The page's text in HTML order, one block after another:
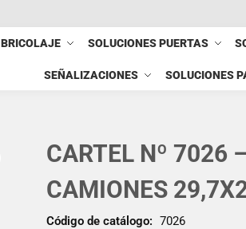
BRICOLAJE SOLUCIONES PUERTAS
SEÑALIZACIONES SOLUCIONES
CARTEL Nº 7026
CAMIONES
Código de catálogo: 7026